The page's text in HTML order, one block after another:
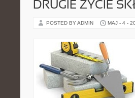
DRUGIE ŻYCIE
POSTED BY ADMIN MAJ - 4 -